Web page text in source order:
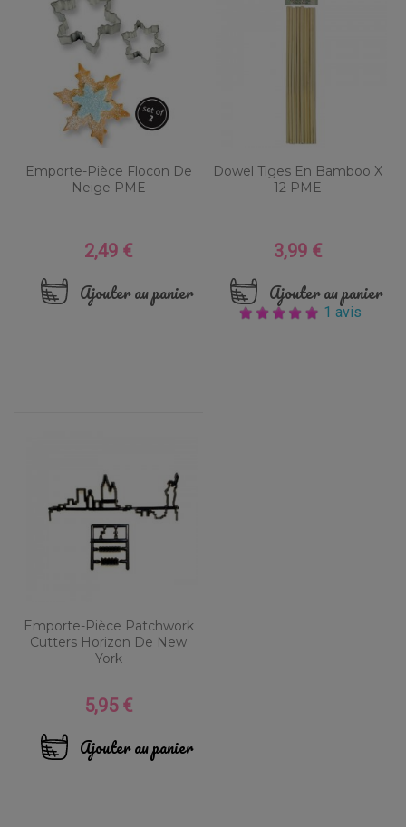
Emporte-Pièce Flocon De
Neige PME
Prix
2,49 €
Ajouter au panier
Dowel Tiges En Bamboo X
12 PME
Prix
3,99 €
Ajouter au panier
1 avis
Emporte-Pièce Patchwork
Cutters Horizon De New
York
Prix
5,95 €
Ajouter au panier